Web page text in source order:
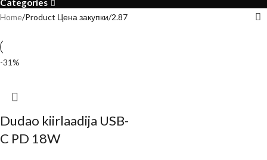
Categories
Home Product Цена закупки 2.87
-31%
Dudao kiirlaadija USB-
C PD 18W